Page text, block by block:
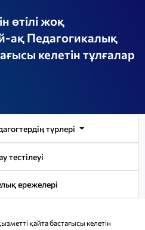
өтілі жоқ
ақ Педагогикалық
келетін тұлғалар
түрлері
тестілеуі
ережелері
қайта бастағысы келетін